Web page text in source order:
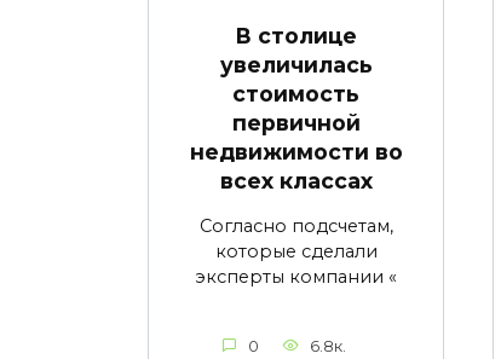
В столице
увеличилась
стоимость
первичной
недвижимости во
всех классах
Согласно подсчетам,
которые сделали
эксперты компании «
0 6.8к.